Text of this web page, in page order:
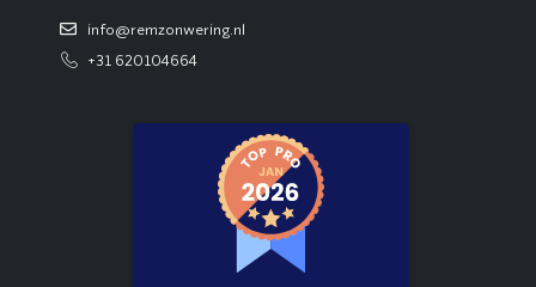
info@remzonwering.nl
+31 620104664